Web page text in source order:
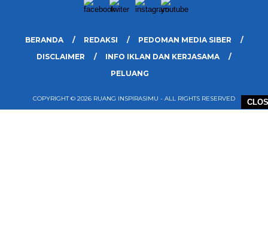
BERANDA REDAKSI
PEDOMAN MEDIA SIBER
DISCLAIMER
INFO IKLAN DAN KERJASAMA
PELUANG
COPYRIGHT © 2026 RUANG INSPIRASIMU - ALL RIGHTS RESERVED